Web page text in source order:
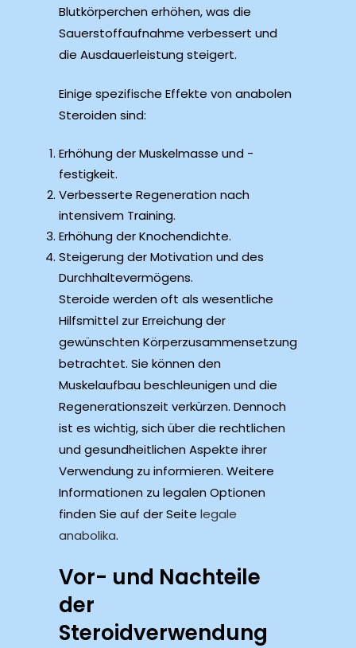
Blutkörperchen erhöhen, was die
Sauerstoffaufnahme verbessert und
die Ausdauerleistung steigert.
Einige spezifische Effekte von anabolen
Steroiden sind:
Erhöhung der Muskelmasse und -
festigkeit.
Verbesserte Regeneration nach
intensivem Training.
Erhöhung der Knochendichte.
Steigerung der Motivation und des
Durchhaltevermögens.
Steroide werden oft als wesentliche
Hilfsmittel zur Erreichung der
gewünschten Körperzusammensetzung
betrachtet. Sie können den
Muskelaufbau beschleunigen und die
Regenerationszeit verkürzen. Dennoch
ist es wichtig, sich über die rechtlichen
und gesundheitlichen Aspekte ihrer
Verwendung zu informieren. Weitere
Informationen zu legalen Optionen
finden Sie auf der Seite legale
anabolika.
Vor- und Nachteile
der
Steroidverwendung